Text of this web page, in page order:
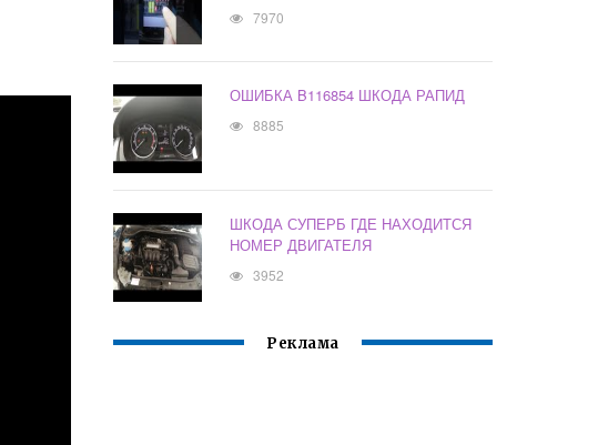
7970
ОШИБКА B116854 ШКОДА РАПИД
8885
ШКОДА СУПЕРБ ГДЕ НАХОДИТСЯ
НОМЕР ДВИГАТЕЛЯ
3952
Реклама